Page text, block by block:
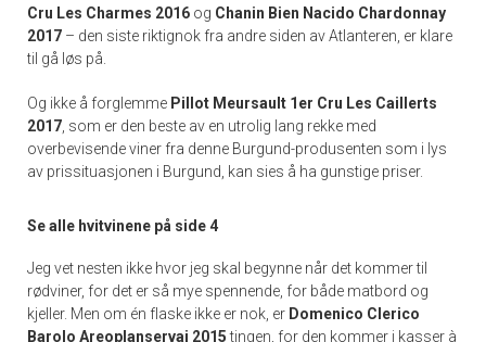
Cru Les Charmes 2016 og Chanin Bien Nacido Chardonnay
2017 – den siste riktignok fra andre siden av Atlanteren, er klare
til gå løs på.
Og ikke å forglemme Pillot Meursault 1er Cru Les Caillerts
2017 , som er den beste av en utrolig lang rekke med
overbevisende viner fra denne Burgund-produsenten som i lys
av prissituasjonen i Burgund, kan sies å ha gunstige priser.
Se alle hvitvinene på side 4
Jeg vet nesten ikke hvor jeg skal begynne når det kommer til
rødviner, for det er så mye spennende, for både matbord og
kjeller. Men om én flaske ikke er nok, er Domenico Clerico
Barolo Areoplanservaj 2015tingen, for den kommer i kasser à